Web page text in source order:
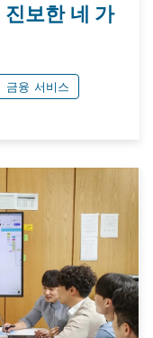
보한 네 가
금융 서비스